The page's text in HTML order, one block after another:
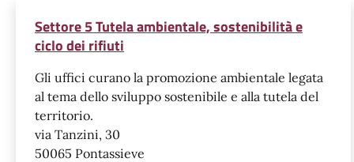
Settore 5 Tutela ambientale, sostenibilità e
ciclo dei rifiuti
Gli uffici curano la promozione ambientale legata
al tema dello sviluppo sostenibile e alla tutela del
territorio.
via Tanzini, 30
50065 Pontassieve